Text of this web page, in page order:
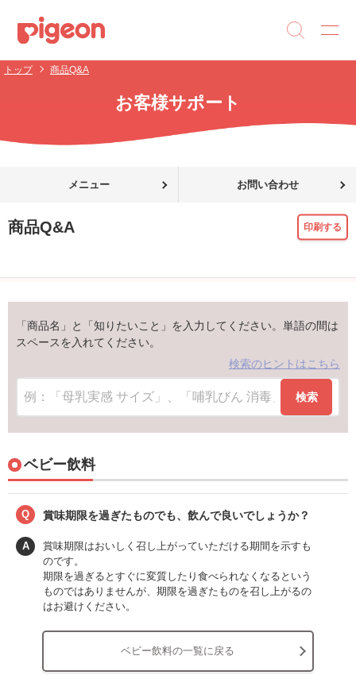
トップ 商品Q&A
お客様サポート
メニュー お問い合わせ
商品Q&A 印刷する
「商品名」と「知りたいこと」を入力してください。単語の間は
スペースを入れてください。
検索のヒントはこちら
検索
ベビー飲料
Q 賞味期限を過ぎたものでも、飲んで良いでしょうか？
A
賞味期限はおいしく召し上がっていただける期間を示すも
のです。
期限を過ぎるとすぐに変質したり食べられなくなるという
ものではありませんが、期限を過ぎたものを召し上がるの
はお避けください。
ベビー飲料の一覧に戻る